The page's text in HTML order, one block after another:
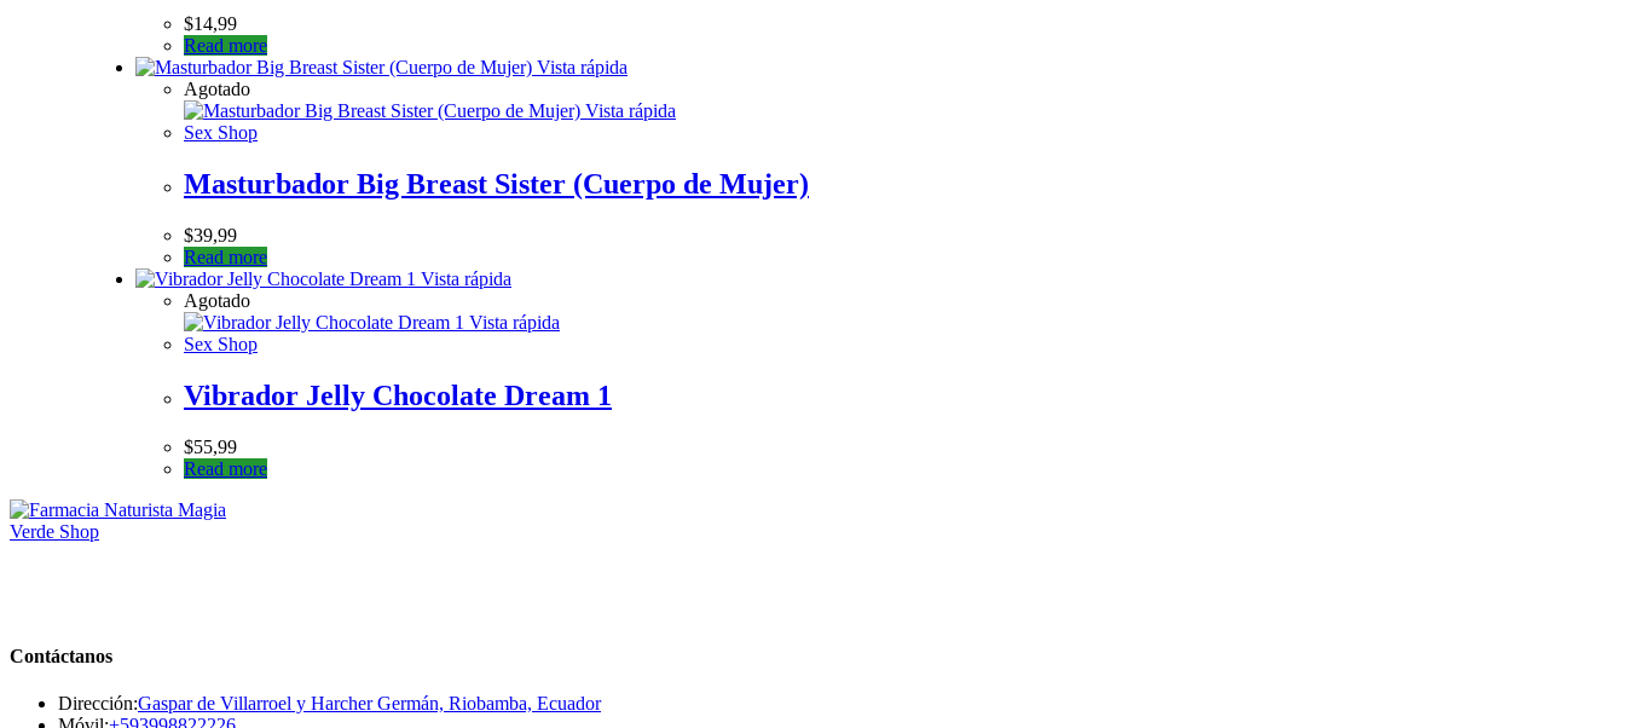
$14,99
Read more
Vista rápida
Agotado
Vista rápida
Sex Shop
Masturbador Big Breast Sister (Cuerpo de Mujer)
$39,99
Read more
Vista rápida
Agotado
Vista rápida
Sex Shop
Vibrador Jelly Chocolate Dream 1
$55,99
Read more
Contáctanos
Dirección:Gaspar de Villarroel y Harcher Germán, Riobamba, Ecuador